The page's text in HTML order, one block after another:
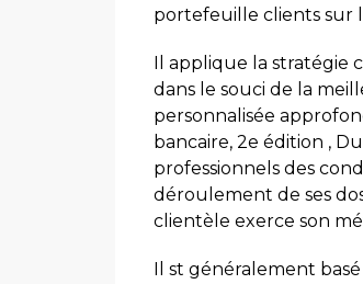
portefeuille clients sur
Il applique la stratégie
dans le souci de la
personnalisée
bancaire, 2e édition ,
professionnels des
déroulement de ses
clientèle exerce son
Il st généralement